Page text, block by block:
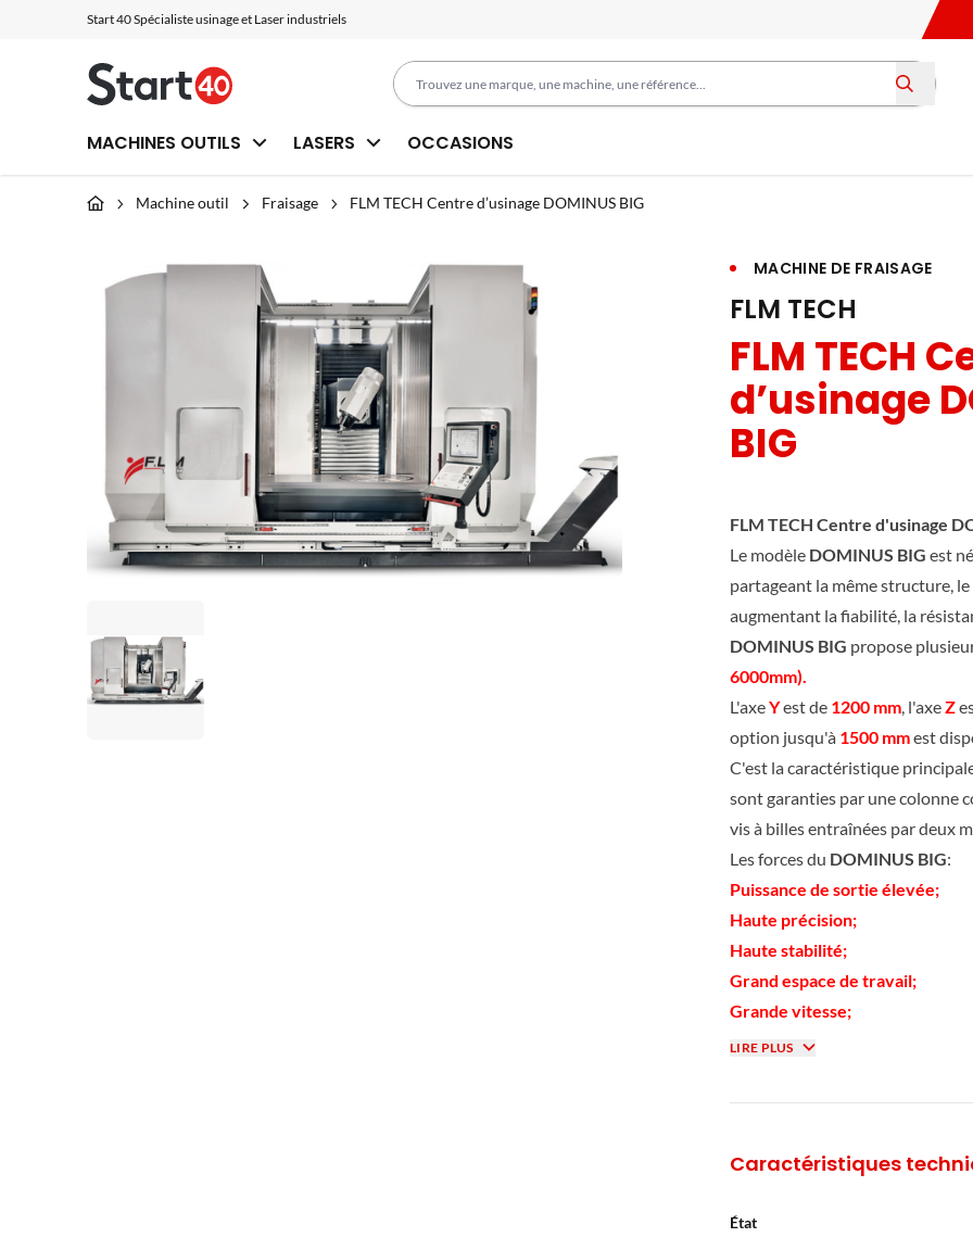
Start 40 Spécialiste usinage et Laser industriels
MACHINES OUTILS LASERS OCCASIONS
Machine outil Fraisage FLM TECH Centre d’usinage DOMINUS BIG
MACHINE DE FRAISAGE
FLM TECH
FLM TECH
d’usinage
BIG
FLM TECH Centre d'usinage
Le modèle DOMINUS BIG est
partageant la même structure,
augmentant la fiabilité, la
DOMINUS BIG propose
6000mm).
L'axeYest de 1200 mm, l'axeZ
option jusqu'à 1500 mmest
C'est la caractéristique
sont garanties par une colonne
vis à billes entraînées par deux
Les forces du DOMINUS BIG:
Puissance de sortie élevée;
Haute précision;
Haute stabilité;
Grand espace de travail;
Grande vitesse;
Système d'élimination des
Système de contrôle haute
Voir toutes les caractéristiques
LIRE PLUS
Caractéristiques
État